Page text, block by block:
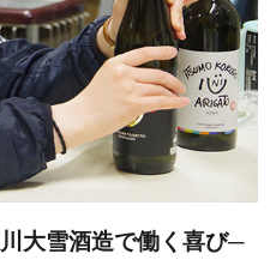
大雪酒造で働く喜び─